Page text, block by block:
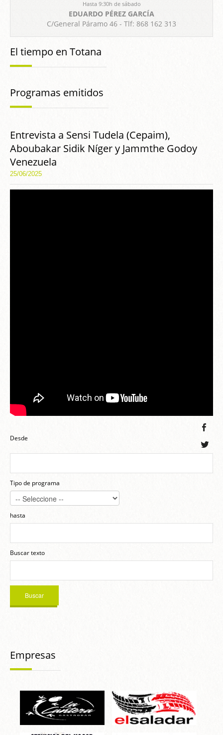
Programas emitidos
Entrevista a Sensi Tudela (Cepaim),
Aboubakar Sidik Níger y Jammthe Godoy
Venezuela
25/06/2025
Desde
Tipo de programa
hasta
Buscar texto
Hasta 9:30h de sábado
EDUARDO PÉREZ GARCÍA
C/General Páramo 46 - Tlf: 868 162 313
El tiempo en Totana
Empresas